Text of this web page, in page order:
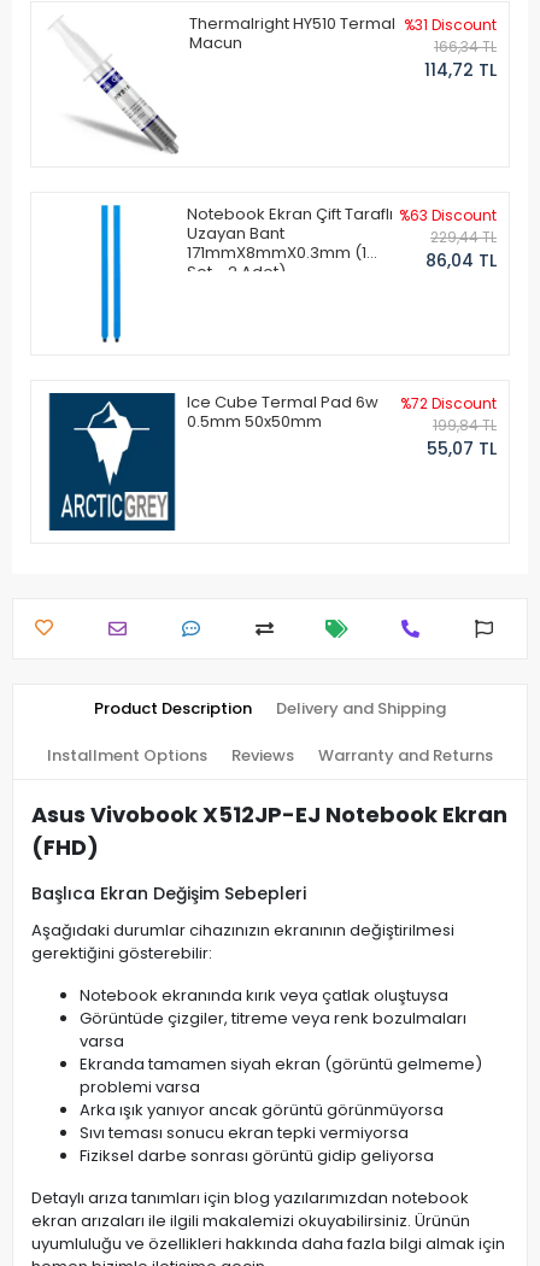
Thermalright HY510 Termal
Macun
%31 Discount
166,34 TL
114,72 TL
Notebook Ekran Çift Taraflı
Uzayan Bant
171mmX8mmX0.3mm (1
Set - 2 Adet)
%63 Discount
229,44 TL
86,04 TL
Ice Cube Termal Pad 6w
0.5mm 50x50mm
%72 Discount
199,84 TL
55,07 TL
Product Description Delivery and Shipping
Installment Options Reviews Warranty and Returns
Asus Vivobook X512JP-EJ Notebook Ekran
(FHD)
Başlıca Ekran Değişim Sebepleri
Aşağıdaki durumlar cihazınızın ekranının değiştirilmesi
gerektiğini gösterebilir:
Notebook ekranında kırık veya çatlak oluştuysa
Görüntüde çizgiler, titreme veya renk bozulmaları
varsa
Ekranda tamamen siyah ekran (görüntü gelmeme)
problemi varsa
Arka ışık yanıyor ancak görüntü görünmüyorsa
Sıvı teması sonucu ekran tepki vermiyorsa
Fiziksel darbe sonrası görüntü gidip geliyorsa
Detaylı arıza tanımları için blog yazılarımızdan notebook
ekran arızaları ile ilgili makalemizi okuyabilirsiniz. Ürünün
uyumluluğu ve özellikleri hakkında daha fazla bilgi almak için